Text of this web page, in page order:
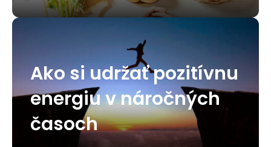
Ako si udržať pozitívnu
energiu v náročných
časoch